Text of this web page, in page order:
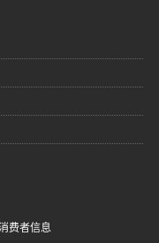
费者信息